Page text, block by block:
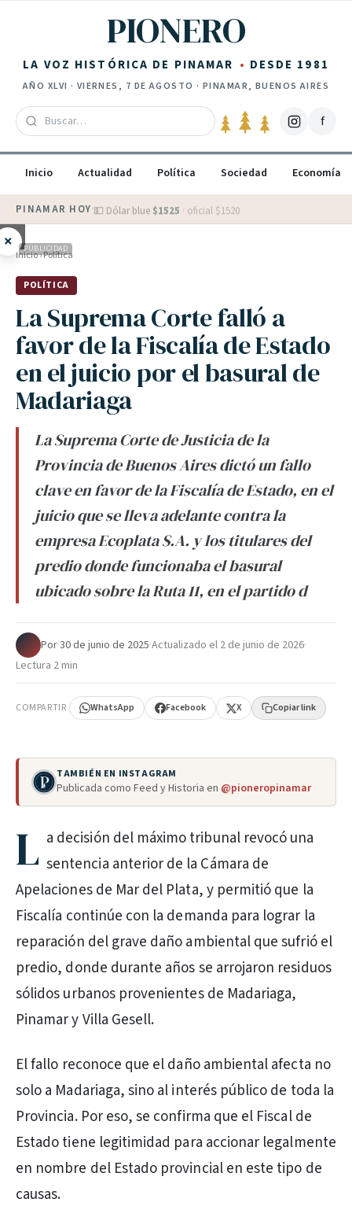
PIONERO
LA VOZ HISTÓRICA DE PINAMAR DESDE 1981
AÑO XLVI · VIERNES, 7 DE AGOSTO · PINAMAR, BUENOS AIRES
f
Inicio Actualidad Política Sociedad Economía
PINAMAR HOY·💵 Dólar blue $1525 · oficial $1520
× PUBLICIDAD
Inicio›Política
POLÍTICA
La Suprema Corte falló a
favor de la Fiscalía de Estado
en el juicio por el basural de
Madariaga
La Suprema Corte de Justicia de la
Provincia de Buenos Aires dictó un fallo
clave en favor de la Fiscalía de Estado, en el
juicio que se lleva adelante contra la
empresa Ecoplata S.A. y los titulares del
predio donde funcionaba el basural
ubicado sobre la Ruta 11, en el partido d
Por·30 de junio de 2025·Actualizado el 2 de junio de 2026·
Lectura 2 min
COMPARTIR WhatsApp Facebook X Copiar link
TAMBIÉN EN INSTAGRAM
Publicada como Feed y Historia en @pioneropinamar
L a decisión del máximo tribunal revocó una
sentencia anterior de la Cámara de
Apelaciones de Mar del Plata, y permitió que la
Fiscalía continúe con la demanda para lograr la
reparación del grave daño ambiental que sufrió el
predio, donde durante años se arrojaron residuos
sólidos urbanos provenientes de Madariaga,
Pinamar y Villa Gesell.
El fallo reconoce que el daño ambiental afecta no
solo a Madariaga, sino al interés público de toda la
Provincia. Por eso, se confirma que el Fiscal de
Estado tiene legitimidad para accionar legalmente
en nombre del Estado provincial en este tipo de
causas.